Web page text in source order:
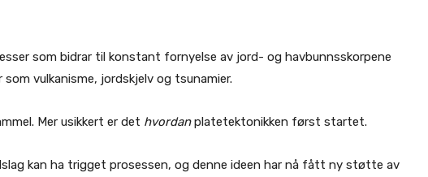
som bidrar til konstant fornyelse av jord- og havbunnsskorpene
vulkanisme, jordskjelv og tsunamier.
Mer usikkert er det hvordanplatetektonikken først startet.
kan ha trigget prosessen, og denne ideen har nå fått ny støtte av